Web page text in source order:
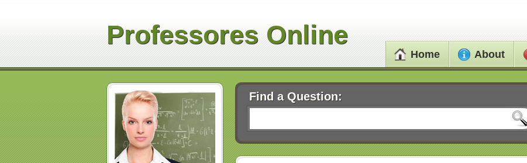
Home About
Professores Online
Find a Question: